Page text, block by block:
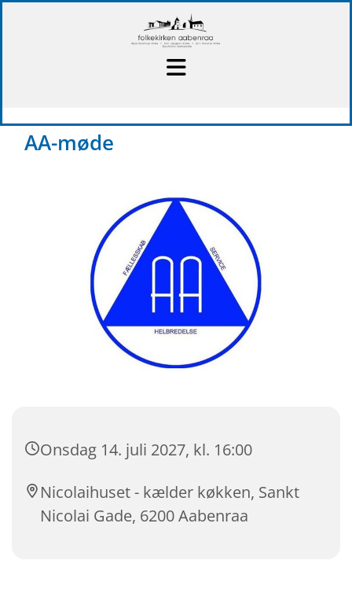
AA-møde
Onsdag 14. juli 2027, kl. 16:00
Nicolaihuset - kælder køkken, Sankt
Nicolai Gade, 6200 Aabenraa